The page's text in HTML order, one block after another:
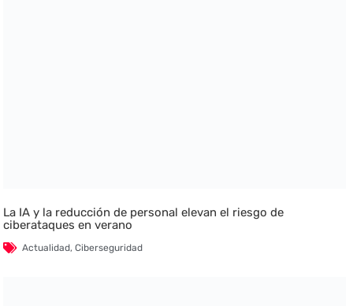
La IA y la reducción de personal elevan el riesgo de
ciberataques en verano
Actualidad,Ciberseguridad